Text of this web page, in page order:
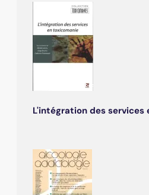
L'intégration des services